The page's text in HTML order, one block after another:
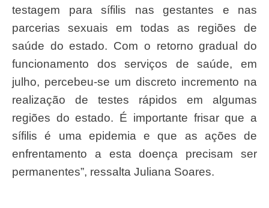
testagem para sífilis nas gestantes e nas
parcerias sexuais em todas as regiões de
saúde do estado. Com o retorno gradual do
funcionamento dos serviços de saúde, em
julho, percebeu-se um discreto incremento na
realização de testes rápidos em algumas
regiões do estado. É importante frisar que a
sífilis é uma epidemia e que as ações de
enfrentamento a esta doença precisam ser
permanentes”, ressalta Juliana Soares.